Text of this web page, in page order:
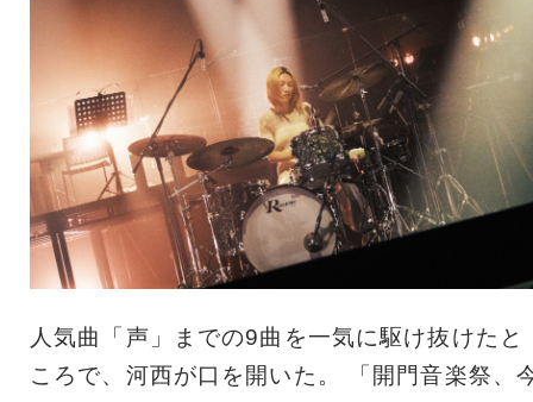
人気曲「声」までの9曲を一気に駆け抜けたと
ころで、河西が口を開いた。 「開門音楽祭、